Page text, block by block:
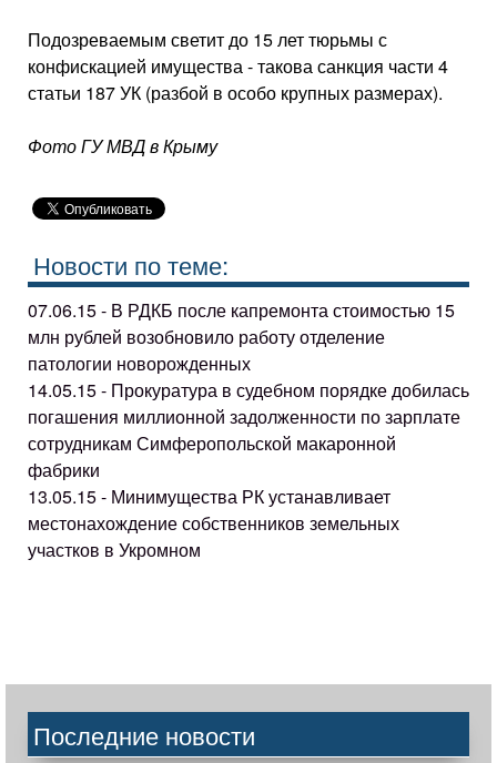
Подозреваемым светит до 15 лет тюрьмы с
конфискацией имущества - такова санкция части 4
статьи 187 УК (разбой в особо крупных размерах).
Фото ГУ МВД в Крыму
Новости по теме:
07.06.15 - В РДКБ после капремонта стоимостью 15
млн рублей возобновило работу отделение
патологии новорожденных
14.05.15 - Прокуратура в судебном порядке добилась
погашения миллионной задолженности по зарплате
сотрудникам Симферопольской макаронной
фабрики
13.05.15 - Минимущества РК устанавливает
местонахождение собственников земельных
участков в Укромном
Последние новости